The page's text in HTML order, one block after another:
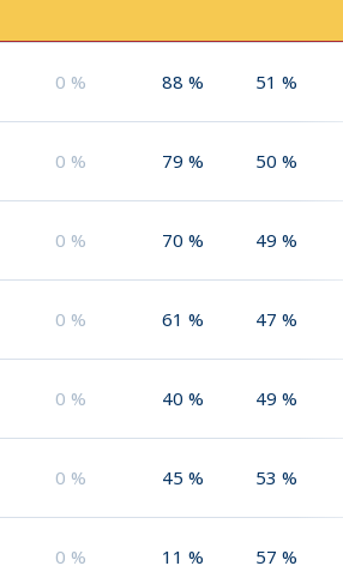
0 % 88 % 51 %
0 % 79 % 50 %
0 % 70 % 49 %
0 % 61 % 47 %
0 % 40 % 49 %
0 % 45 % 53 %
0 % 11 % 57 %